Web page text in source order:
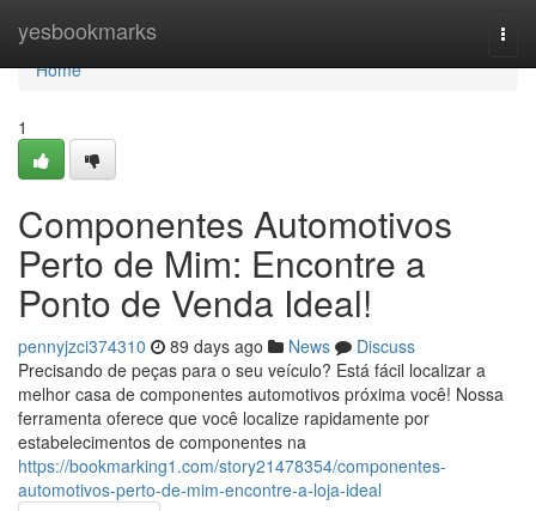
yesbookmarks
Home
Home
1
Componentes Automotivos
Perto de Mim: Encontre a
Ponto de Venda Ideal!
pennyjzci374310 89 days ago News
Discuss
Precisando de peças para o seu veículo? Está fácil localizar a
melhor casa de componentes automotivos próxima você! Nossa
ferramenta oferece que você localize rapidamente por
estabelecimentos de componentes na
https://bookmarking1.com/story21478354/componentes-
automotivos-perto-de-mim-encontre-a-loja-ideal